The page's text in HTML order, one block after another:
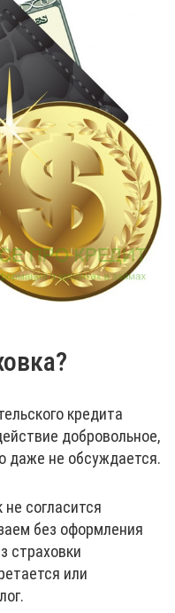
кредита
добровольное,
даже не обсуждается.
согласится
без оформления
страховки
или